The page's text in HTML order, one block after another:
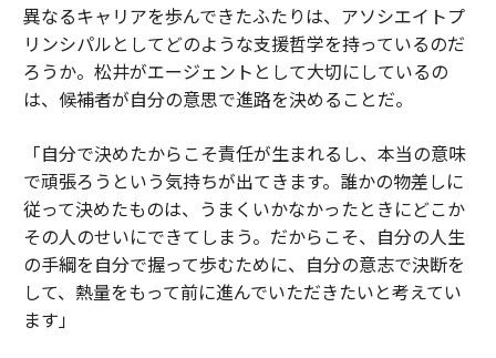
異なるキャリアを歩んできたふたりは、アソシエイトプ
リンシパルとしてどのような支援哲学を持っているのだ
ろうか。松井がエージェントとして大切にしているの
は、候補者が自分の意思で進路を決めることだ。
「自分で決めたからこそ責任が生まれるし、本当の意味
で頑張ろうという気持ちが出てきます。誰かの物差しに
従って決めたものは、うまくいかなかったときにどこか
その人のせいにできてしまう。だからこそ、自分の人生
の手綱を自分で握って歩むために、自分の意志で決断を
して、熱量をもって前に進んでいただきたいと考えてい
ます」